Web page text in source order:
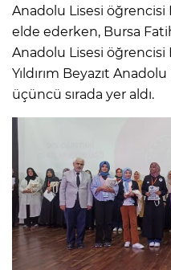
Anadolu Lisesi öğrencisi
elde ederken, Bursa
Anadolu Lisesi öğrencisi
Yıldırım Beyazıt
üçüncü sırada yer aldı.